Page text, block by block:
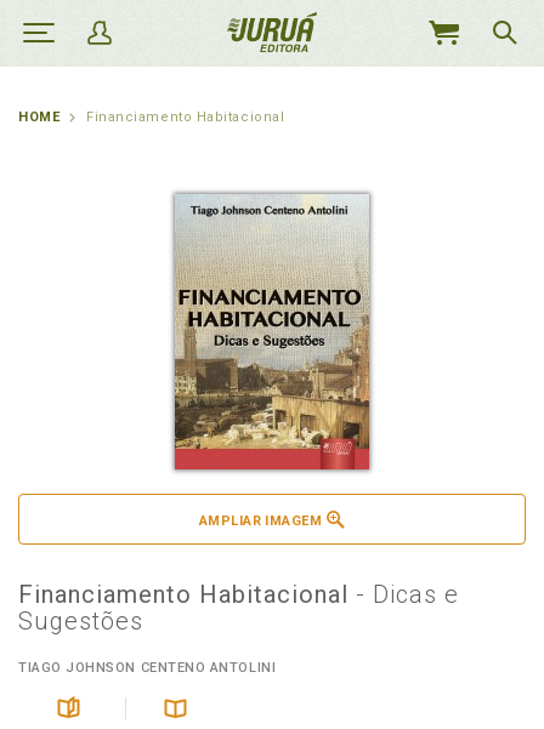
MEU
HOME Financiamento Habitacional
AMPLIAR IMAGEM
Financiamento Habitacional - Dicas e
Sugestões
TIAGO JOHNSON CENTENO ANTOLINI